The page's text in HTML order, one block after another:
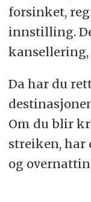
forsinket,
innstilling.
Da har du
Om du blir
streiken, har
og